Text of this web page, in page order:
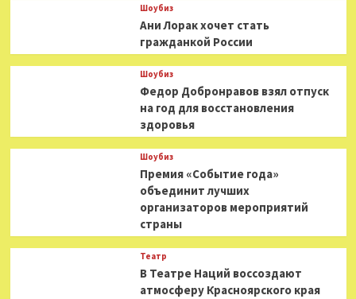
Шоубиз
Ани Лорак хочет стать
гражданкой России
Шоубиз
Федор Добронравов взял отпуск
на год для восстановления
здоровья
Шоубиз
Премия «Событие года»
объединит лучших
организаторов мероприятий
страны
Театр
В Театре Наций воссоздают
атмосферу Красноярского края